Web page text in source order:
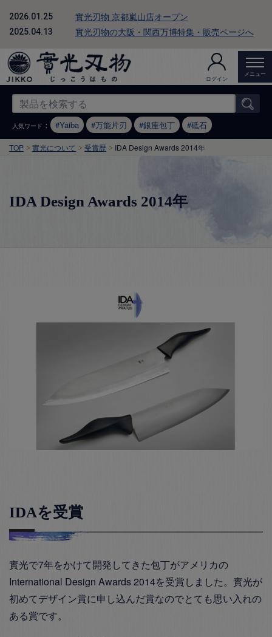
2026.01.25 實光刃物 京都嵐山店オープン
2025.04.13 實光刃物の大阪・関西万博特集・販売ページへ
ログイン
メニュー
人気ワード ： Yaiba 万能片刃 銀座包丁 砥石
TOP 實光について 受賞歴 IDA Design Awards 2014年
IDA Design Awards 2014年
IDAを受賞
實光で7年をかけて開発してきた包丁がアメリカの
International Design Awards 2014を受賞しました。實光が
初めてデザイン賞に申し込んだ賞なのでとても思い入れの
ある賞です。